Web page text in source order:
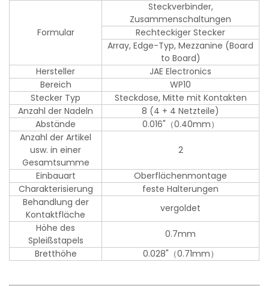
Formular
Steckverbinder,
Zusammenschaltungen
Rechteckiger Stecker
Array, Edge-Typ, Mezzanine (Board
to Board)
Hersteller
JAE Electronics
Bereich
WP10
Stecker Typ
Steckdose, Mitte mit Kontakten
Anzahl der Nadeln
8 (4 + 4 Netzteile)
Abstände
0.016"（0.40mm）
Anzahl der Artikel
usw. in einer
Gesamtsumme
2
Einbauart
Oberflächenmontage
Charakterisierung
feste Halterungen
Behandlung der
Kontaktfläche
vergoldet
Höhe des
Spleißstapels
0.7mm
Bretthöhe
0.028"（0.71mm）